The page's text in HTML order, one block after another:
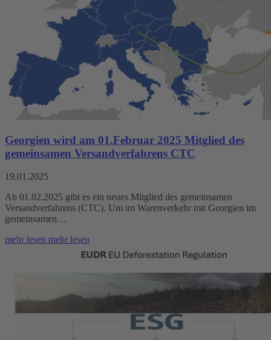
Georgien wird am 01.Februar 2025 Mitglied des
gemeinsamen Versandverfahrens CTC
19.01.2025
Ab 01.02.2025 gibt es ein neues Mitglied des gemeinsamen
Versandverfahrens (CTC). Um im Warenverkehr mit Georgien im
gemeinsamen…
mehr lesen mehr lesen